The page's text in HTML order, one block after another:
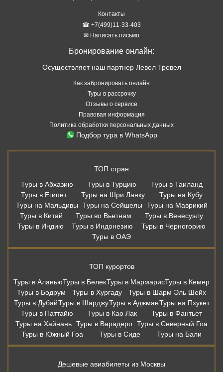
Правовая информация
Политика обработки персональных данных
Подбор тура в WhatsApp
ТОП стран
Туры в Турцию
Туры на Шри Ланку
Туры на Сейшелы
Туры во Вьетнам
Туры в Индию
Туры в Индонезию
Туры в Черногорию
Туры в ОАЭ
ТОП курортов
Туры в АланьюТуры в Белек Туры в МармарисТуры в Кемер
Туры в Бодрум
Туры в Хургаду
Туры в Шарм Эль Шейх
Туры в ДубайТуры в Шарджу Туры в АджманТуры на Пхукет
Туры в Паттайю
Туры в Као Лак
Туры в Фантьет
Туры на Хайнань Туры в Варадеро
Туры в Северный Гоа
Туры в Сиде
Дешевые авиабилеты из Москвы
Москва - Сочи
Москва - Санкт-Петербург
Москва - Калининград Москва - Казань Москва - Мин. Воды
Москва - Анталья
Москва - Бодрум
Москва - Мармарис
Москва - Хургада
Москва - Бангкок
Москва - Шарм-Эль-Шейх Москва - Пхукет Москва - Самуи
Москва - Дубай
Москва - Шарджа
Москва - Коломбо
Москва - ГоаМосква - МалеМосква - БалиМосква - Стамбул